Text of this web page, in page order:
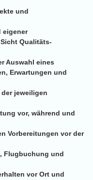
und
eigener
Qualitäts-
Auswahl eines
Erwartungen und
jeweiligen
vor, während und
Vorbereitungen vor der
Flugbuchung und
vor Ort und